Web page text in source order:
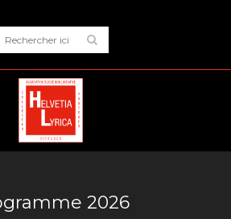
2026